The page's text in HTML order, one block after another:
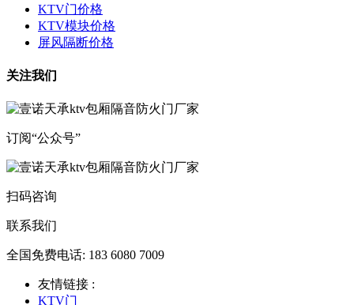
KTV门价格
KTV模块价格
屏风隔断价格
关注我们
订阅“公众号”
扫码咨询
联系我们
全国免费电话: 183 6080 7009
友情链接 :
KTV门